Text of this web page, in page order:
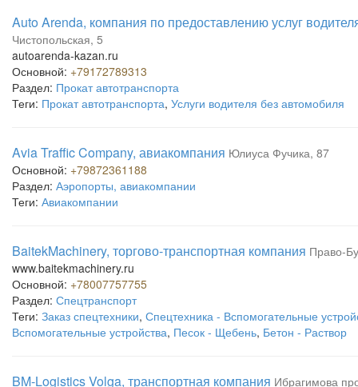
Auto Arenda, компания по предоставлению услуг
Чистопольская, 5
autoarenda-kazan.ru
Основной: +79172789313
Раздел: Прокат автотранспорта
Теги: Прокат автотранспорта, Услуги водителя без автомобиля
Avia Traffic Company, авиакомпания Юлиуса Фучика, 87
Основной: +79872361188
Раздел: Аэропорты, авиакомпании
Теги: Авиакомпании
BaitekMachinery, торгово-транспортная компания Право-
www.baitekmachinery.ru
Основной: +78007757755
Раздел: Спецтранспорт
Теги: Заказ спецтехники, Спецтехника - Вспомогательные
Вспомогательные устройства, Песок - Щебень, Бетон - Раствор
BM-Logistics Volga, транспортная компания Ибрагимова